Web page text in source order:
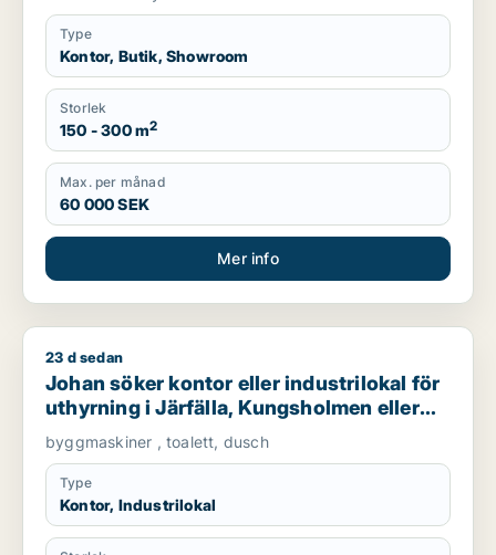
Type
Kontor, Butik, Showroom
Storlek
150 - 300 m2
Max. per månad
60 000 SEK
Mer info
Johan söker kontor eller industrilokal för uthyrning i Järfälla,
23 d sedan
Johan söker kontor eller industrilokal för
uthyrning i Järfälla, Kungsholmen eller
Västerort
byggmaskiner , toalett, dusch
Type
Kontor, Industrilokal